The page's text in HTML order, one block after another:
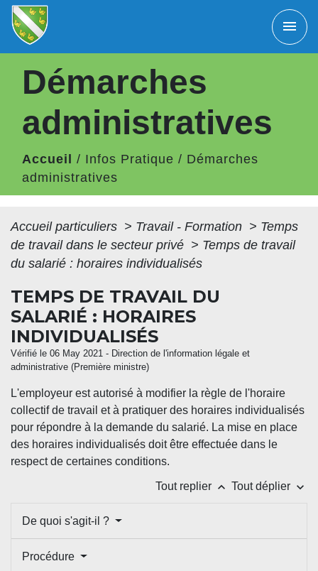
menu
Démarches
administratives
Accueil / Infos Pratique / Démarches
administratives
Accueil particuliers > Travail - Formation > Temps
de travail dans le secteur privé > Temps de travail
du salarié : horaires individualisés
TEMPS DE TRAVAIL DU
SALARIÉ : HORAIRES
INDIVIDUALISÉS
Vérifié le 06 May 2021 - Direction de l'information légale et
administrative (Première ministre)
L'employeur est autorisé à modifier la règle de l'horaire
collectif de travail et à pratiquer des horaires individualisés
pour répondre à la demande du salarié. La mise en place
des horaires individualisés doit être effectuée dans le
respect de certaines conditions.
Tout replier keyboard_arrow_up Tout déplier keyboard_arrow_down
De quoi s'agit-il ?
Procédure